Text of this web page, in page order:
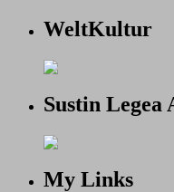
WeltKultur
Sustin Legea
My Links